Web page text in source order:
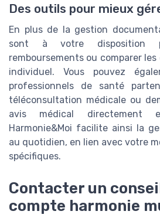
Des outils pour mieux
En plus de la gestion
sont à votre disposition
remboursements ou comparer
individuel. Vous pouvez
professionnels de santé
téléconsultation médicale ou
avis médical directement
Harmonie&Moi facilite ainsi la
au quotidien, en lien avec votre
spécifiques.
Contacter un
compte harmonie